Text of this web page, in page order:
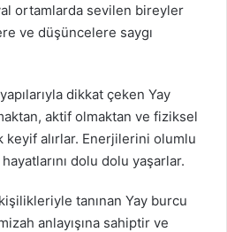
ortamlarda sevilen bireyler
ve düşüncelere saygı
dikkat çeken Yay
aktif olmaktan ve fiziksel
alırlar. Enerjilerini olumlu
dolu dolu yaşarlar.
tanınan Yay burcu
anlayışına sahiptir ve